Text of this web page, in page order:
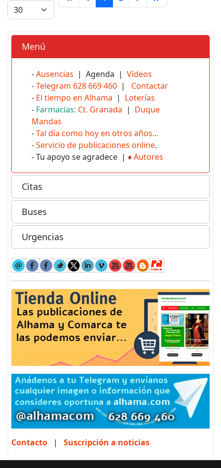
Menú
-Ausencias | Agenda | Vídeos
-Telegram 628 669 460 | Contactar
- El tiempo en Alhama | Loterías
- Farmacias: Ct. Granada | Duque
Mandas
-Tal día como hoy en otros años...
-Servicio de publicaciones online.
- Tu apoyo se agradece | ♦Autores
Citas
Buses
Urgencias
Contacto | Suscripción a noticias